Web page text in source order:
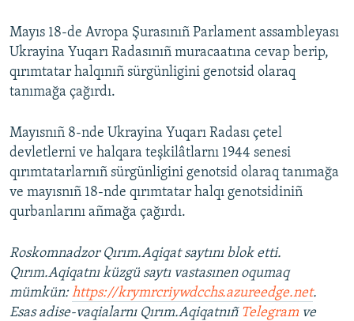
Mayıs 18-de Avropa Şurasınıñ Parlament assambleyası
Ukrayina Yuqarı Radasınıñ muracaatına cevap berip,
qırımtatar halqınıñ sürgünligini genotsid olaraq
tanımağa çağırdı.
Mayısnıñ 8-nde Ukrayina Yuqarı Radası çetel
devletlerni ve halqara teşkilâtlarnı 1944 senesi
qırımtatarlarnıñ sürgünligini genotsid olaraq tanımağa
ve mayısnıñ 18-nde qırımtatar halqı genotsidiniñ
qurbanlarını añmağa çağırdı.
Roskomnadzor Qırım.Aqiqat saytını blok etti.
Qırım.Aqiqatnı küzgü saytı vastasınen oqumaq
mümkün:https://krymrcriywdcchs.azureedge.net.
Esas adise-vaqialarnı Qırım.Aqiqatnıñ Telegram ve